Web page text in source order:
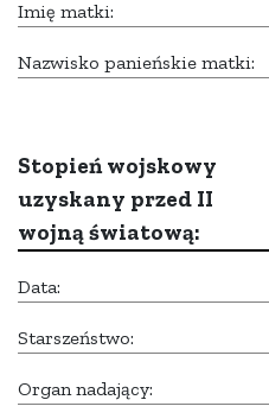
Imię matki:
Nazwisko panieńskie matki:
Stopień wojskowy
uzyskany przed II
wojną światową:
Data:
Starszeństwo:
Organ nadający: